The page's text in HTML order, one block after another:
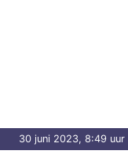
30 juni 2023, 8:49 uur